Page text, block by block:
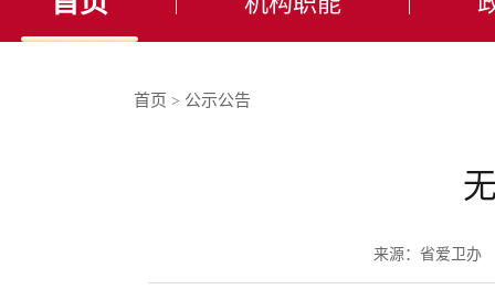
首页 > 公示公告
来源：省爱卫